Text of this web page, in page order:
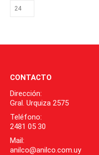
CONTACTO
Dirección:
Gral. Urquiza 2575
Teléfono:
2481 05 30
Mail:
anilco@anilco.com.uy